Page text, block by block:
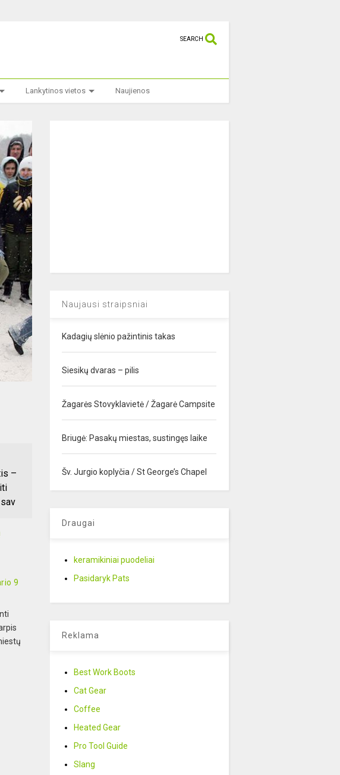
SEARCH
Lankytinos vietos Naujienos
–
9
Naujausi straipsniai
Kadagių slėnio pažintinis takas
Siesikų dvaras – pilis
Žagarės Stovyklavietė / Žagarė Campsite
Briugė: Pasakų miestas, sustingęs laike
Šv. Jurgio koplyčia / St George’s Chapel
Draugai
keramikiniai puodeliai
Pasidaryk Pats
Reklama
Best Work Boots
Cat Gear
Coffee
Heated Gear
Pro Tool Guide
Slang